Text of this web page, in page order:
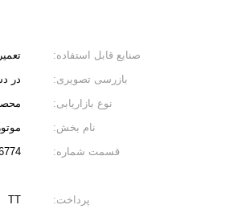
صنایع قابل استفاده:
بازرسی تصویری:
در
نوع بازاریابی:
نام بخش:
قسمت شماره:
پرداخت:
TT